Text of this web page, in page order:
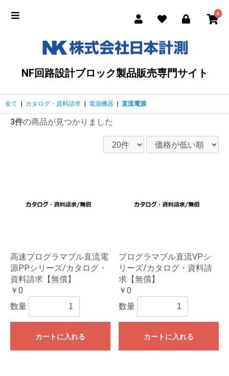
0
NF回路設計ブロック製品販売専門サイト
全て カタログ・資料請求 電源機器 直流電源
3件の商品が見つかりました
高速プログラマブル直流電
源PPシリーズ/カタログ・
資料請求【無償】
￥0
数量
カートに入れる
プログラマブル直流VPシ
リーズ/カタログ・資料請
求【無償】
￥0
数量
カートに入れる